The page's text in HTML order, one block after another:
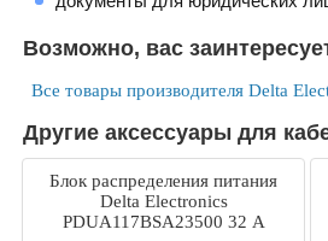
Возможно, вас
Все товары производителя Delta
Другие аксессуары для
Блок распределения питания
Delta Electronics
PDUA117BSA23500 32 А